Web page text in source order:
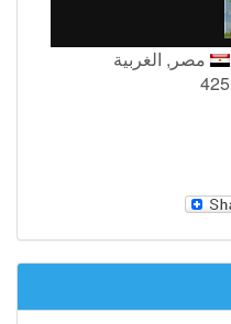
مصر, الغربية
425